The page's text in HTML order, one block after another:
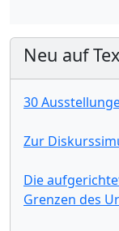
Neu auf
30
Zur
Die
Grenzen des